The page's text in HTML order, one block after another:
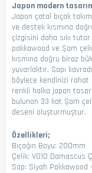
Japon modern
Japon çatal bıçak
ve destek kısmına
çizgisini daha sıkı
pakkawood ve Şam
kısmına doğru biraz
yuvarlaktır. Sapı
böylece kendinizi rahat
renkli halka japon
bulunan 33 kat Şam
deseni oluşturmuştur.
Özellikleri;
Bıçağın Boyu: 200mm
Çelik: VG10 Damascus
Sap: Siyah Pakkawood -